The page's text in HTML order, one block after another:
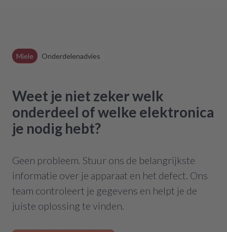
Miele Onderdelenadvies
Weet je niet zeker welk
onderdeel of welke elektronica
je nodig hebt?
Geen probleem. Stuur ons de belangrijkste
informatie over je apparaat en het defect. Ons
team controleert je gegevens en helpt je de
juiste oplossing te vinden.